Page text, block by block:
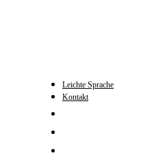
Leichte Sprache
Kontakt